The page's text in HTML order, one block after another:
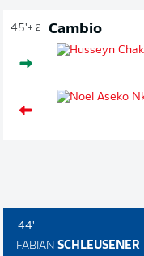
45'+ 2 Cambio
44'
FABIAN SCHLEUSENER